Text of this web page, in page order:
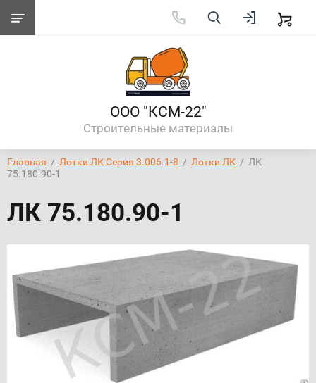
ООО "КСМ-22"
Строительные материалы
Главная
  /
Лотки ЛК Серия 3.006.1-8
  /
Лотки ЛК
  /  ЛК
75.180.90-1
ЛК 75.180.90-1